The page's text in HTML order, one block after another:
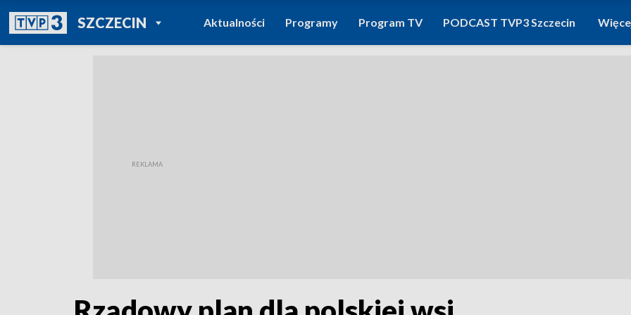
SZCZECINPOWRÓT DO
TVP REGIONY
Aktualności Programy Program TV PODCAST TVP3 Szczecin